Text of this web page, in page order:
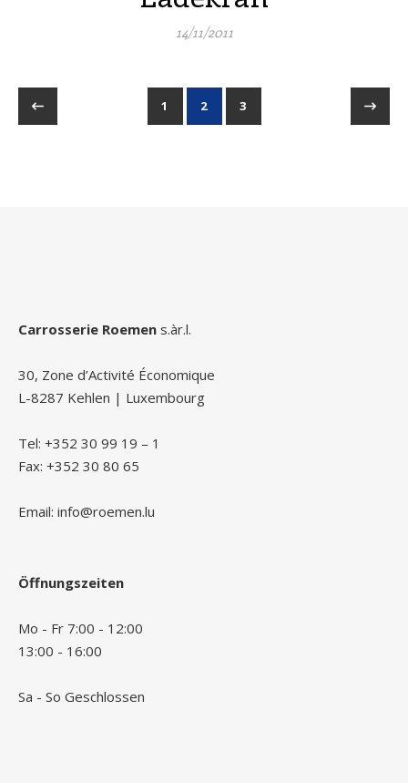
14/11/2011
1 2 3
Carrosserie Roemen s.àr.l.
30, Zone d’Activité Économique
L-8287 Kehlen | Luxembourg
Tel: +352 30 99 19 – 1
Fax: +352 30 80 65
Email: info@roemen.lu
Öffnungszeiten
Mo - Fr 7:00 - 12:00
13:00 - 16:00
Sa - So Geschlossen